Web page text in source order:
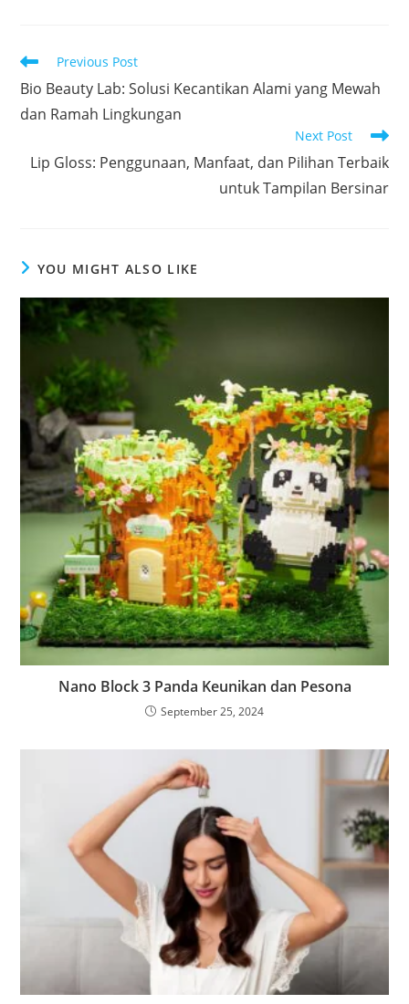
Read
articles
Previous Post
Bio Beauty Lab: Solusi Kecantikan Alami yang Mewah
dan Ramah Lingkungan
Next Post
Lip Gloss: Penggunaan, Manfaat, dan Pilihan Terbaik
untuk Tampilan Bersinar
YOU MIGHT ALSO LIKE
Nano Block 3 Panda Keunikan dan Pesona
September 25, 2024